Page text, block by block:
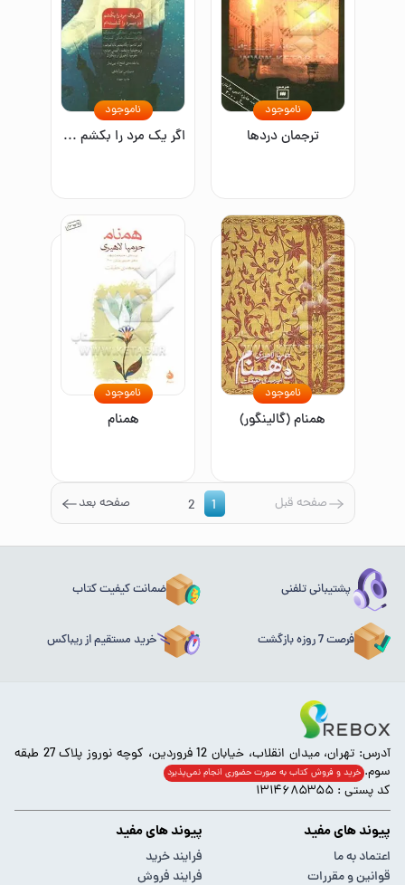
ترجمان دردها
ناموجود
اگر یک مرد را بکشم دو مرد را کشته‌ام
ناموجود
همنام (گالینگور)
ناموجود
همنام
ناموجود
صفحه قبل 1
2 صفحه بعد
پشتیبانی تلفنی ضمانت کیفیت کتاب
فرصت 7 روزه بازگشت خرید مستقیم از ریباکس
آدرس: تهران، میدان انقلاب، خیابان 12 فروردین، کوچه نوروز پلاک 27 طبقه
سوم. خرید و فروش کتاب به صورت حضوری انجام‌ نمی‌پذیرد
کد پستی : ۱۳۱۴۶۸۵۳۵۵
پیوند های مفید
اعتماد به ما
قوانین و مقررات
پیوند های مفید
فرایند خرید
فرایند فروش